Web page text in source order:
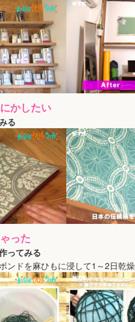
かしたい
る
った
ってみる
ンドを麻ひもに浸して1～2日乾